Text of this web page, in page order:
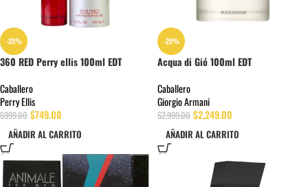
-25%
360 RED Perry ellis 100ml EDT
Caballero
Perry Ellis
$999.00 $749.00
AÑADIR AL CARRITO
-25%
Acqua di Gió 100ml EDT
Caballero
Giorgio Armani
$2,999.00 $2,249.00
AÑADIR AL CARRITO